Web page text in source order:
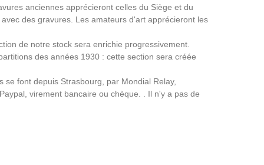
anciennes apprécieront celles du Siège et du
des gravures. Les amateurs d'art apprécieront les
de notre stock sera enrichie progressivement.
des années 1930 : cette section sera créée
font depuis Strasbourg, par Mondial Relay,
virement bancaire ou chèque. . Il n'y a pas de